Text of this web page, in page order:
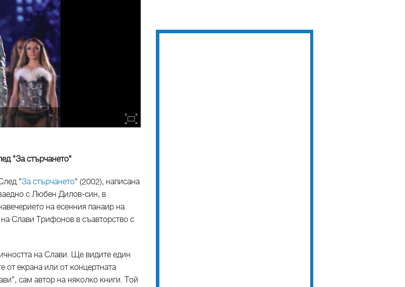
"За стърчането"
"За стърчането" (2002), написана
с Любен Дилов-син, в
на есенния панаир на
Слави Трифонов в съавторство с
на Слави. Ще видите един
от екрана или от концертната
сам автор на няколко книги. Той